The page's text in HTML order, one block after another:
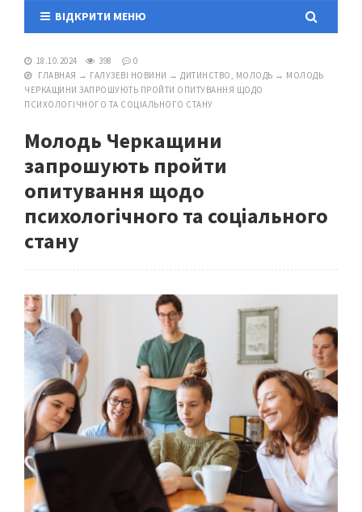
ВІДКРИТИ МЕНЮ
18.10.2024 398
0
ГЛАВНАЯ → ГАЛУЗЕВІ НОВИНИ → ДИТИНСТВО, МОЛОДЬ → МОЛОДЬ
ЧЕРКАЩИНИ ЗАПРОШУЮТЬ ПРОЙТИ ОПИТУВАННЯ ЩОДО
ПСИХОЛОГІЧНОГО ТА СОЦІАЛЬНОГО СТАНУ
Молодь Черкащини
запрошують пройти
опитування щодо
психологічного та соціального
стану